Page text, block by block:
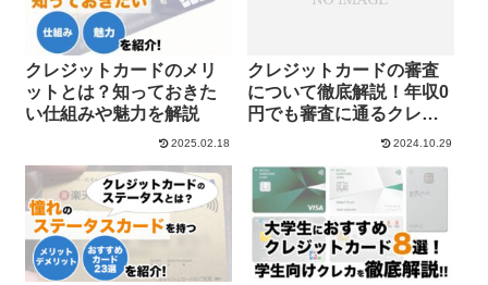
クレジットカードのメリ
ットとは？知っておきた
い仕組みや魅力を解説
2025.02.18
クレジットカードの審査
について徹底解説！年収0
円でも審査に通るクレジ
2024.10.29